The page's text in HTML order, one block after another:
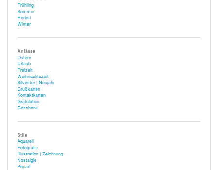
Frühling
Sommer
Herbst
Winter
Anlässe
Ostern
Urlaub
Freizeit
Weihnachtszeit
Silvester | Neujahr
Grußkarten
Kontaktkarten
Gratulation
Geschenk
Stile
Aquarell
Fotografie
Illustration | Zeichnung
Nostalgie
Popart